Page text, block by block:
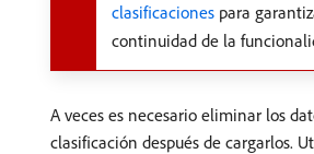
clasificaciones para
continuidad de la
A veces es necesario eliminar los
clasificación después de cargarlos.